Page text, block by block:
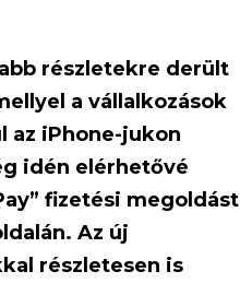
részletekre derült
a vállalkozások
az iPhone-jukon
idén elérhetővé
fizetési megoldást
Az új
részletesen is